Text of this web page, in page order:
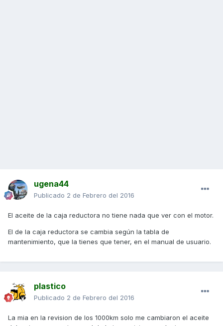
ugena44
Publicado 2 de Febrero del 2016
El aceite de la caja reductora no tiene nada que ver con el motor.
El de la caja reductora se cambia según la tabla de
mantenimiento, que la tienes que tener, en el manual de usuario.
plastico
Publicado 2 de Febrero del 2016
La mia en la revision de los 1000km solo me cambiaron el aceite